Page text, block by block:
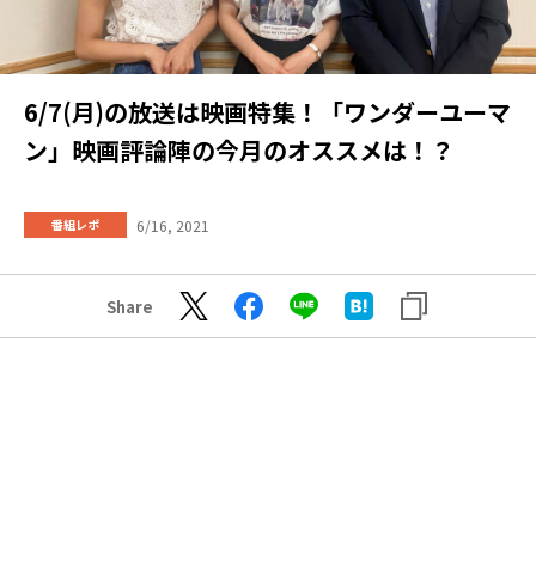
6/7(月)の放送は映画特集！「ワンダーユーマ
ン」映画評論陣の今月のオススメは！？
番組レポ 6/16, 2021
Share